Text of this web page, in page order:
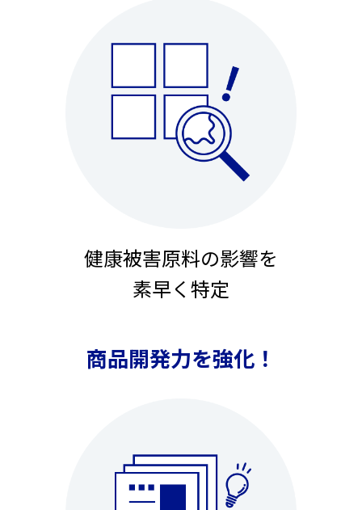
健康被害原料の影響を
素早く特定
商品開発力を強化！